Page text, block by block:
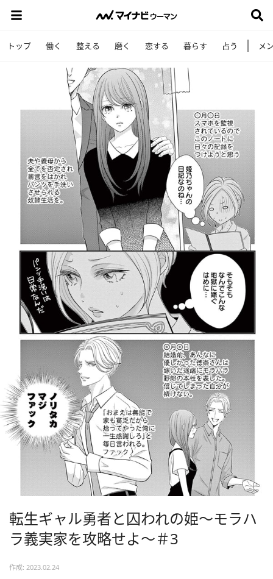
トップ 働く 整える 磨く 恋する 暮らす 占う メ
転生ギャル勇者と囚われの姫～モラハ
ラ義実家を攻略せよ～＃3
作成: 2023.02.24